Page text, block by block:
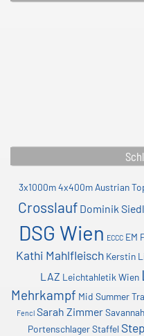
3x1000m 4x400m Austrian
Crosslauf Dominik
DSG Wien ECCC EM
Kathi Mahlfleisch Kerstin
LAZ Leichtahletik Wien
Mehrkampf Mid Summer
Fencl Sarah Zimmer
PortenschlagerStaffel